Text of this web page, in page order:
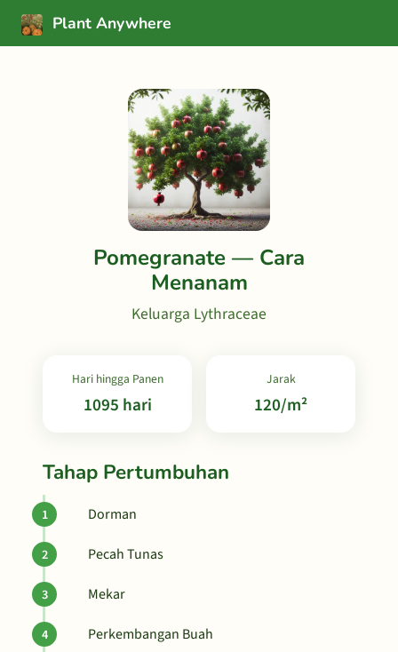
Plant Anywhere
Pomegranate — Cara
Menanam
Keluarga Lythraceae
Hari hingga Panen
1095 hari
Jarak
120/m²
Tahap Pertumbuhan
Dorman
Pecah Tunas
Mekar
Perkembangan Buah